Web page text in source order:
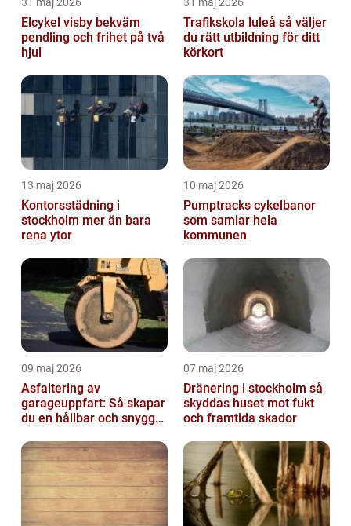
Elcykel visby bekväm
pendling och frihet på två
hjul
Trafikskola luleå så väljer
du rätt utbildning för ditt
körkort
13 maj 2026
Kontorsstädning i
stockholm mer än bara
rena ytor
10 maj 2026
Pumptracks cykelbanor
som samlar hela
kommunen
09 maj 2026
Asfaltering av
garageuppfart: Så skapar
du en hållbar och snygg
07 maj 2026
Dränering i stockholm så
skyddas huset mot fukt
och framtida skador